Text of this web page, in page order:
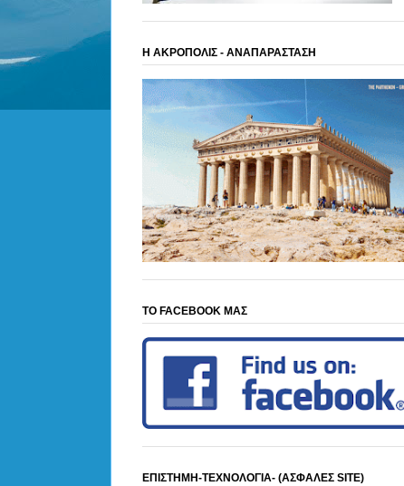
Η ΑΚΡΟΠΟΛΙΣ - ΑΝΑΠΑΡΑΣΤΑΣΗ
ΤΟ FACEBOOK ΜΑΣ
ΕΠΙΣΤΗΜΗ-ΤΕΧΝΟΛΟΓΙΑ- (ΑΣΦΑΛΕΣ SITE)